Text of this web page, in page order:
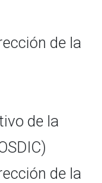
de la
de la
de la